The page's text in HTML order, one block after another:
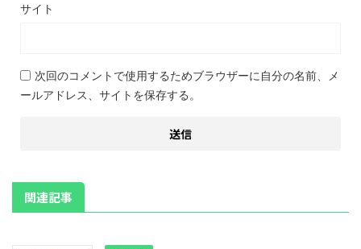
サイト
次回のコメントで使用するためブラウザーに自分の名前、メ
ールアドレス、サイトを保存する。
関連記事